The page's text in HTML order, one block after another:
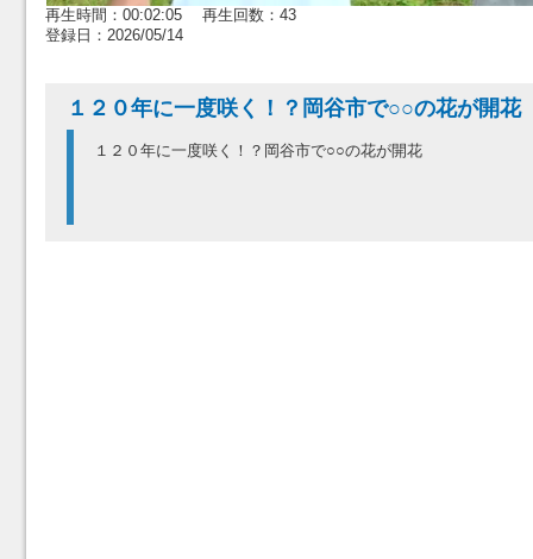
再生時間：00:02:05 再生回数：43
登録日：2026/05/14
１２０年に一度咲く！？岡谷市で○○の花が開花
１２０年に一度咲く！？岡谷市で○○の花が開花